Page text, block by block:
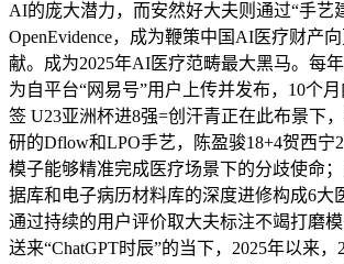
AI的庞大潜力，而安然好大夫则通过“手艺
OpenEvidence，成为鞭策中国AI医疗财产
献。成为2025年AI医疗范畴最大黑马。每
为自平台“网易号”用户上传并发布，10个
签 U23亚洲杯进8强=创汗青正在此布景下
研的Dflow和LPO手艺，陈盈骏18+4贺西
模子能够精准完成医疗场景下的分歧使命
据库和电子病历材料库的深度进修构成6大
通过持续的用户评价取大夫标注不竭打磨
送来“ChatGPT时辰”的当下，2025年以来